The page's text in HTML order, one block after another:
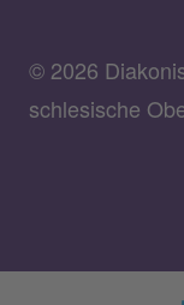
© 2026
schlesische